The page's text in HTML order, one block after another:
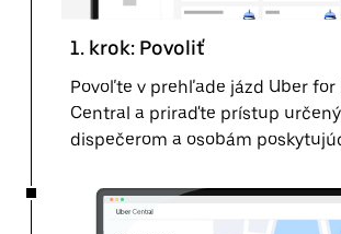
1. krok: Povoliť
Povoľte v prehľade jázd Uber for
Central a priraďte prístup
dispečerom a osobám